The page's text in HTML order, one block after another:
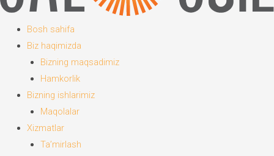
Bosh sahifa
Biz haqimizda
Bizning maqsadimiz
Hamkorlik
Bizning ishlarimiz
Maqolalar
Xizmatlar
Ta’mirlash